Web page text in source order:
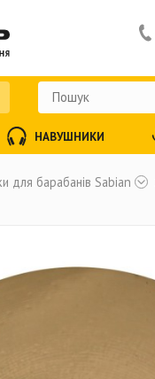
для барабанів Sabian
НАВУШНИКИ